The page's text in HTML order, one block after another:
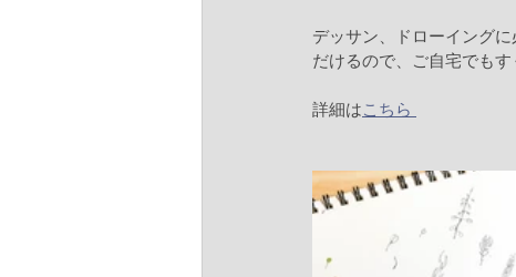
デッサン、ドローイング
だけるので、ご自宅でもす
詳細はこちら